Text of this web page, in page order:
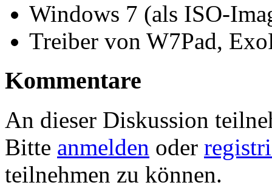
Windows 7 (als ISO-
Treiber von W7Pad,
Kommentare
An dieser Diskussion
Bitte anmelden oder
teilnehmen zu können.